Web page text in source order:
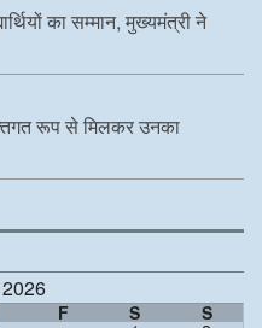
का सम्मान, मुख्यमंत्री ने
रूप से मिलकर उनका
F S S